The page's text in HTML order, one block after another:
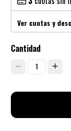
Ver cuotas y
Cantidad
1